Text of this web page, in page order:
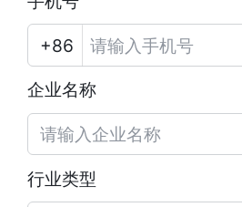
企业名称
行业类型